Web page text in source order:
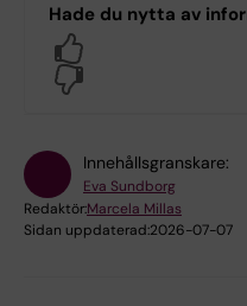
Hade du nytta av
Innehållsgranskare:
Eva Sundborg
Redaktör:Marcela Millas
Sidan uppdaterad:2026-07-07